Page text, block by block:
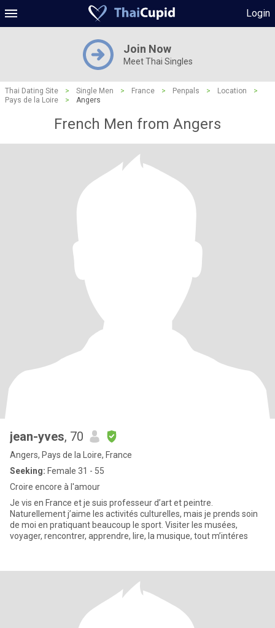
Login
Join Now
Meet Thai Singles
Thai Dating Site > Single Men > France > Penpals > Location
>
Pays de la Loire
> Angers
French Men from Angers
jean-yves, 70
Angers, Pays de la Loire, France
Seeking: Female 31 - 55
Croire encore à l'amour
Je vis en France et je suis professeur d’art et peintre.
Naturellement j’aime les activités culturelles, mais je prends soin
de moi en pratiquant beaucoup le sport. Visiter les musées,
voyager, rencontrer, apprendre, lire, la musique, tout m’intéres